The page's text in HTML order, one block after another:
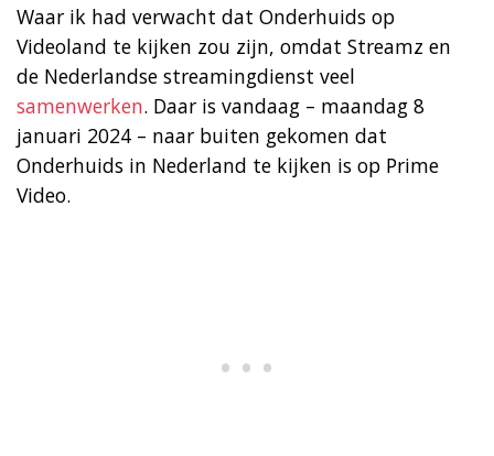
Waar ik had verwacht dat Onderhuids op
Videoland te kijken zou zijn, omdat Streamz en
de Nederlandse streamingdienst veel
samenwerken. Daar is vandaag – maandag 8
januari 2024 – naar buiten gekomen dat
Onderhuids in Nederland te kijken is op Prime
Video.